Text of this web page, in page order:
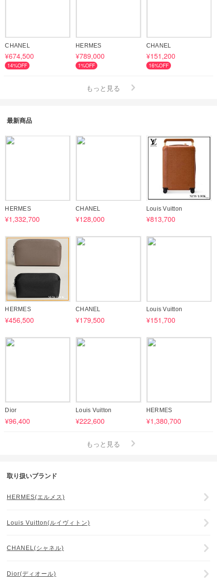
CHANEL
¥674,500
14%OFF
HERMES
¥789,000
1%OFF
CHANEL
¥151,200
16%OFF
もっと見る
最新商品
HERMES
¥1,332,700
CHANEL
¥128,000
Louis Vuitton
¥813,700
HERMES
¥456,500
CHANEL
¥179,500
Louis Vuitton
¥151,700
Dior
¥96,400
Louis Vuitton
¥222,600
HERMES
¥1,380,700
もっと見る
取り扱いブランド
HERMES(エルメス)
Louis Vuitton(ルイヴィトン)
CHANEL(シャネル)
Dior(ディオール)